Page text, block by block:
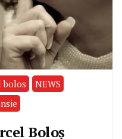
bolos
NEWS
Boloș